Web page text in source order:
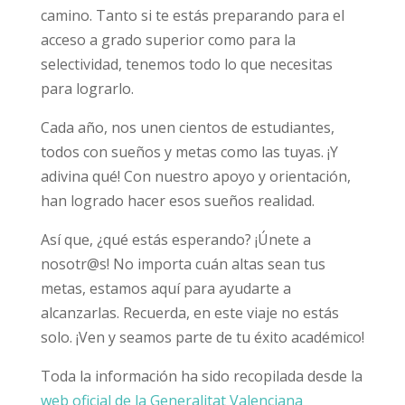
camino. Tanto si te estás preparando para el
acceso a grado superior como para la
selectividad, tenemos todo lo que necesitas
para lograrlo.
Cada año, nos unen cientos de estudiantes,
todos con sueños y metas como las tuyas. ¡Y
adivina qué! Con nuestro apoyo y orientación,
han logrado hacer esos sueños realidad.
Así que, ¿qué estás esperando? ¡Únete a
nosotr@s! No importa cuán altas sean tus
metas, estamos aquí para ayudarte a
alcanzarlas. Recuerda, en este viaje no estás
solo. ¡Ven y seamos parte de tu éxito académico!
Toda la información ha sido recopilada desde la
web oficial de la Generalitat Valenciana